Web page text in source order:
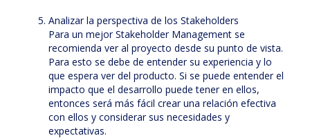
Analizar la perspectiva de los Stakeholders
Para un mejor Stakeholder Management se
recomienda ver al proyecto desde su punto de vista.
Para esto se debe de entender su experiencia y lo
que espera ver del producto. Si se puede entender el
impacto que el desarrollo puede tener en ellos,
entonces será más fácil crear una relación efectiva
con ellos y considerar sus necesidades y
expectativas.